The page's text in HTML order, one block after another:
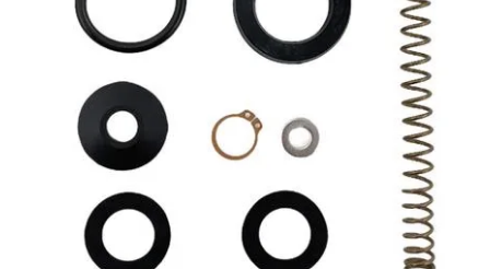
Fortøyning
Fritid/Sikkerhet
Båtpleie/Opplag
Seil